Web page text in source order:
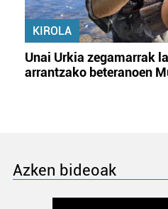
KIROLA
Unai Urkia zegamarrak
arrantzako beteranoen
Azken bideoak